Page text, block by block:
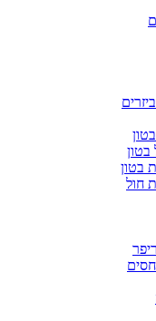
בטון
חול